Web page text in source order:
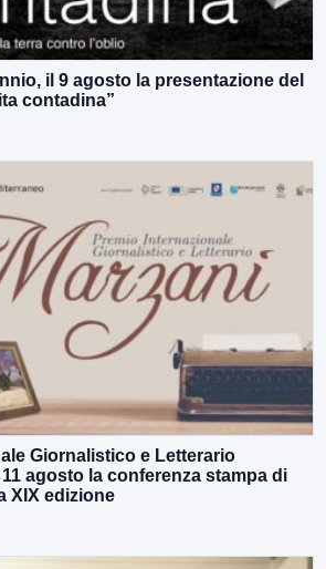
il 9 agosto la presentazione del
contadina”
Giornalistico e Letterario
agosto la conferenza stampa di
XIX edizione